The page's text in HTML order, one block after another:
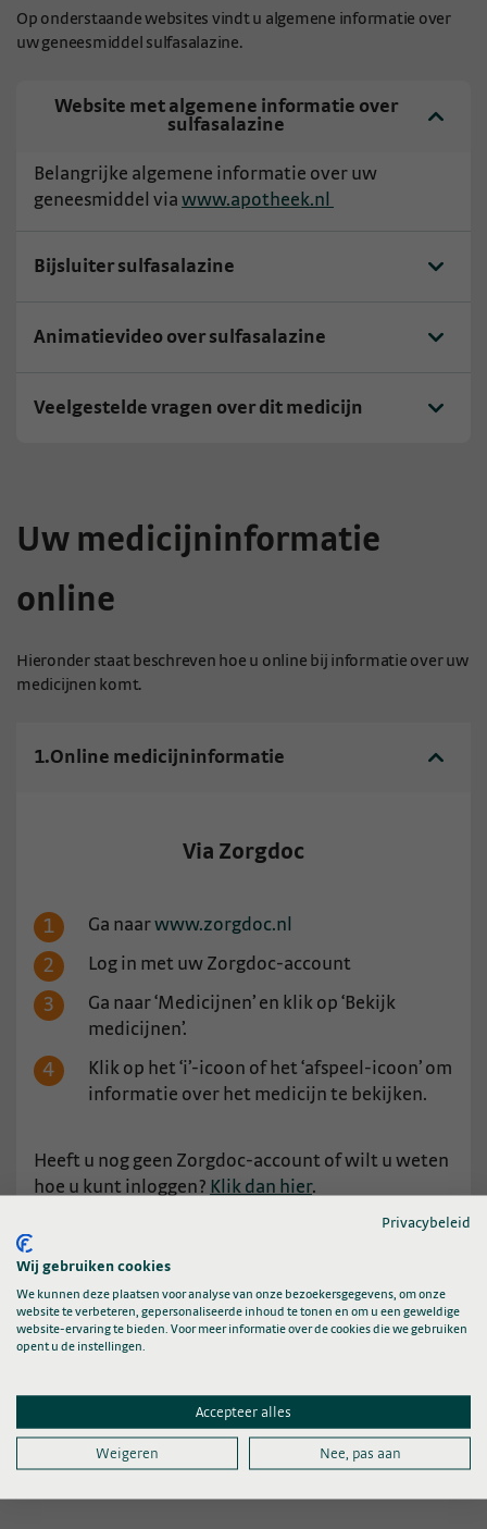
Op onderstaande websites vindt u algemene informatie over
uw geneesmiddel sulfasalazine.
Website met algemene informatie over
sulfasalazine
Belangrijke algemene informatie over uw
geneesmiddel via www.apotheek.nl
Bijsluiter sulfasalazine
Animatievideo over sulfasalazine
Veelgestelde vragen over dit medicijn
Uw medicijninformatie
online
Hieronder staat beschreven hoe u online bij informatie over uw
medicijnen komt.
1.Online medicijninformatie
Via Zorgdoc
Ga naarwww.zorgdoc.nl
Log in met uw Zorgdoc-account
Ga naar ‘Medicijnen’ en klik op ‘Bekijk
medicijnen’.
Klik op het ‘i’-icoon of het ‘afspeel-icoon’ om
informatie over het medicijn te bekijken.
Heeft u nog geen Zorgdoc-account of wilt u weten
hoe u kunt inloggen? Klik dan hier.
Veelgestelde vragen
Veelgestelde vragen over
reumamedicatie
Lees hier meer
Privacybeleid
Wij gebruiken cookies
We kunnen deze plaatsen voor analyse van onze bezoekersgegevens, om onze
website te verbeteren, gepersonaliseerde inhoud te tonen en om u een geweldige
website-ervaring te bieden. Voor meer informatie over de cookies die we gebruiken
opent u de instellingen.
Accepteer alles
Weigeren Nee, pas aan